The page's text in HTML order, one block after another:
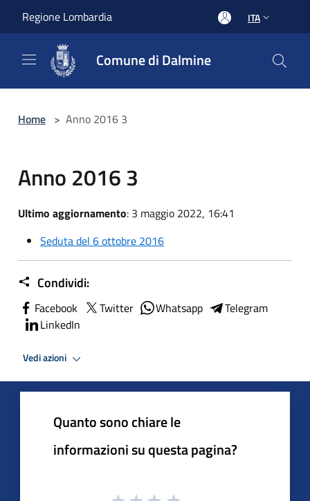
Regione Lombardia ITA
Comune di Dalmine
Home > Anno 2016 3
Anno 2016 3
Ultimo aggiornamento: 3 maggio 2022, 16:41
Seduta del 6 ottobre 2016
Condividi:
Facebook Twitter Whatsapp
Telegram
LinkedIn
Vedi azioni
Quanto sono chiare le
informazioni su questa pagina?